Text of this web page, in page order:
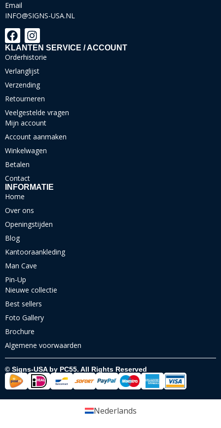
Email
INFO@SIGNS-USA.NL
KLANTEN SERVICE / ACCOUNT
Orderhistorie
Verlanglijst
Verzending
Retourneren
Veelgestelde vragen
Mijn account
Account aanmaken
Winkelwagen
Betalen
Contact
INFORMATIE
Home
Over ons
Openingstijden
Blog
Kantooraankleding
Man Cave
Pin-Up
Nieuwe collectie
Best sellers
Foto Gallery
Brochure
Algemene voorwaarden
© Signs-USA by PC55. All Rights Reserved
Nederlands